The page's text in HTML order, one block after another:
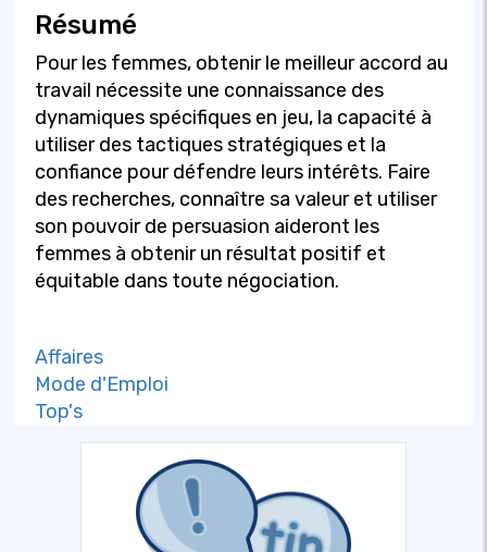
Résumé
Pour les femmes, obtenir le meilleur accord au
travail nécessite une connaissance des
dynamiques spécifiques en jeu, la capacité à
utiliser des tactiques stratégiques et la
confiance pour défendre leurs intérêts. Faire
des recherches, connaître sa valeur et utiliser
son pouvoir de persuasion aideront les
femmes à obtenir un résultat positif et
équitable dans toute négociation.
Affaires
Mode d'Emploi
Top's